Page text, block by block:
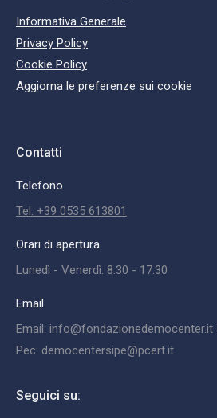
Informativa Generale
Privacy Policy
Cookie Policy
Aggiorna le preferenze sui cookie
Contatti
Telefono
Tel: +39 0535 613801
Orari di apertura
Lunedì - Venerdì: 8.30 - 17.30
Email
Email: info@fondazionedemocenter.it
Pec: democentersipe@pcert.it
Seguici su: